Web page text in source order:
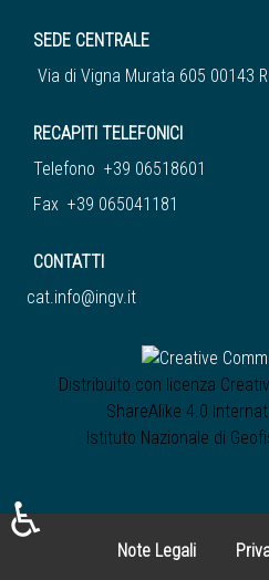
SEDE CENTRALE
Via di Vigna Murata 605 00143
RECAPITI TELEFONICI
Telefono +39 06518601
Fax +39 065041181
CONTATTI
cat.info@ingv.it
Distribuito con licenza
ShareAlike 4.0
Istituto Nazionale di
Note Legali